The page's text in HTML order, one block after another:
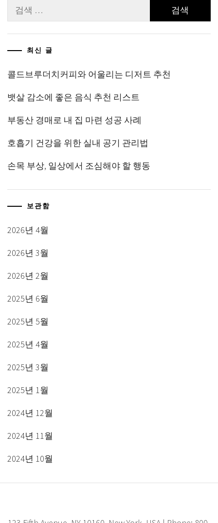
지
매
김
색:
최신 글
콜드브루더치커피와 어울리는 디저트 추천
뱃살 감소에 좋은 음식 추천 리스트
부동산 경매로 내 집 마련 성공 사례
호흡기 건강을 위한 실내 공기 관리법
손목 부상, 일상에서 조심해야 할 행동
보관함
2026년 4월
2026년 3월
2026년 2월
2025년 6월
2025년 5월
2025년 4월
2025년 3월
2025년 1월
2024년 12월
2024년 11월
2024년 10월